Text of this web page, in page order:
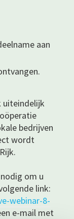
aan
uiteindelijk
bedrijven
wordt
om u
link:
webinar-8-
e-mail met